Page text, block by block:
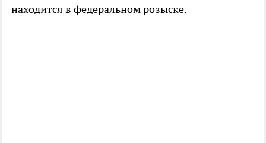
находится в федеральном розыске.